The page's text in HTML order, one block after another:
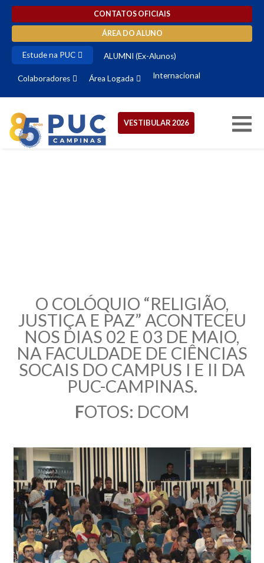
CONTATOS OFICIAIS
ÁREA DO ALUNO
Estude na PUC ALUMNI (Ex-Alunos)
Colaboradores Área Logada Internacional
VESTIBULAR 2026
O COLÓQUIO “RELIGIÃO,
JUSTIÇA E PAZ” ACONTECEU
NOS DIAS 02 E 03 DE MAIO,
NA FACULDADE DE CIÊNCIAS
SOCAIS DO CAMPUS I E II DA
PUC-CAMPINAS.
FOTOS: DCOM